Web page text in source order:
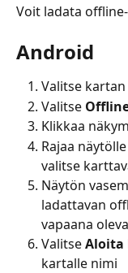
Voit ladata
Android
Valitse
Valitse
Klikkaa
Rajaa
valitse
Näytön
ladattavan
vapaana
Valitse Aloita
kartalle nimi